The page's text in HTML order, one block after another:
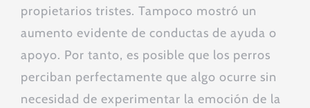
propietarios tristes. Tampoco mostró un
aumento evidente de conductas de ayuda o
apoyo. Por tanto, es posible que los perros
perciban perfectamente que algo ocurre sin
necesidad de experimentar la emoción de la